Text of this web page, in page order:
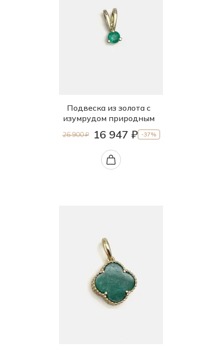
Подвеска из золота с
изумрудом природным
26 900 ₽ 16 947 ₽ -37%